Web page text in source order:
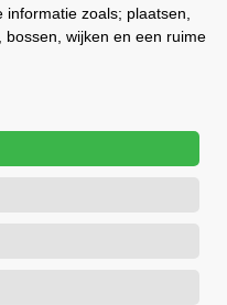
zoals; plaatsen,
wijken en een ruime